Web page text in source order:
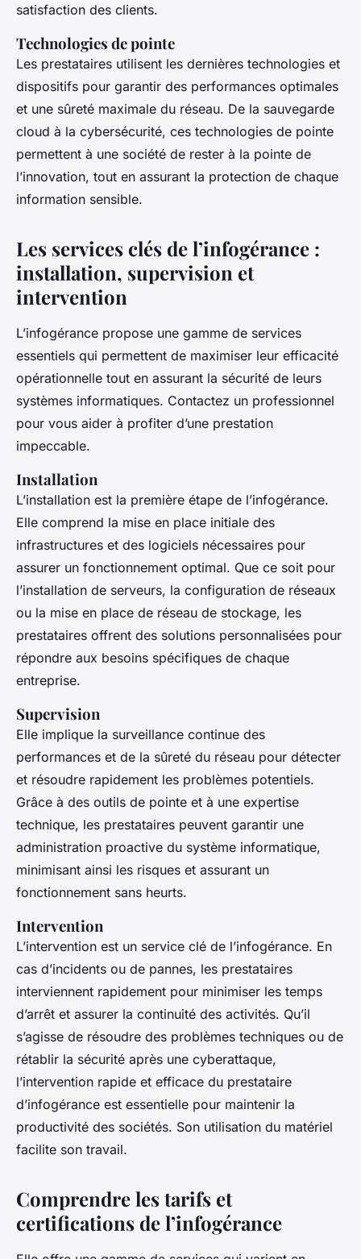
satisfaction des clients.
Technologies de pointe
Les prestataires utilisent les dernières technologies et
dispositifs pour garantir des performances optimales
et une sûreté maximale du réseau. De la sauvegarde
cloud à la cybersécurité, ces technologies de pointe
permettent à une société de rester à la pointe de
l’innovation, tout en assurant la protection de chaque
information sensible.
Les services clés de l’infogérance :
installation, supervision et
intervention
L’infogérance propose une gamme de services
essentiels qui permettent de maximiser leur efficacité
opérationnelle tout en assurant la sécurité de leurs
systèmes informatiques. Contactez un professionnel
pour vous aider à profiter d’une prestation
impeccable.
Installation
L’installation est la première étape de l’infogérance.
Elle comprend la mise en place initiale des
infrastructures et des logiciels nécessaires pour
assurer un fonctionnement optimal. Que ce soit pour
l’installation de serveurs, la configuration de réseaux
ou la mise en place de réseau de stockage, les
prestataires offrent des solutions personnalisées pour
répondre aux besoins spécifiques de chaque
entreprise.
Supervision
Elle implique la surveillance continue des
performances et de la sûreté du réseau pour détecter
et résoudre rapidement les problèmes potentiels.
Grâce à des outils de pointe et à une expertise
technique, les prestataires peuvent garantir une
administration proactive du système informatique,
minimisant ainsi les risques et assurant un
fonctionnement sans heurts.
Intervention
L’intervention est un service clé de l’infogérance. En
cas d’incidents ou de pannes, les prestataires
interviennent rapidement pour minimiser les temps
d’arrêt et assurer la continuité des activités. Qu’il
s’agisse de résoudre des problèmes techniques ou de
rétablir la sécurité après une cyberattaque,
l’intervention rapide et efficace du prestataire
d’infogérance est essentielle pour maintenir la
productivité des sociétés. Son utilisation du matériel
facilite son travail.
Comprendre les tarifs et
certifications de l’infogérance